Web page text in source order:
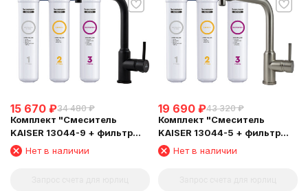
15 670 ₽34 480 ₽
Комплект "Cмеситель
KAISER 13044-9 + фильтр
Барьер"Нет в наличии
19 690 ₽43 320 ₽
Комплект "Cмеситель
KAISER 13044-5 + фильтр
Барьер"Нет в наличии